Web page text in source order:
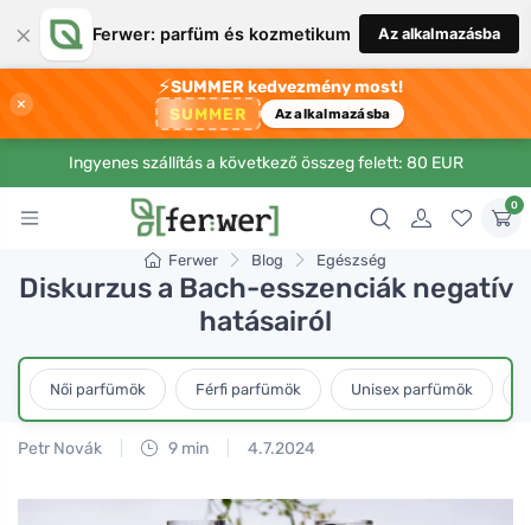
× Ferwer: parfüm és kozmetikum Az alkalmazásba
×
⚡SUMMER kedvezmény most!
SUMMER Az alkalmazásba
Ingyenes szállítás a következő összeg felett: 80 EUR
0
Ferwer Blog Egészség
Diskurzus a Bach-esszenciák negatív
hatásairól
Női parfümök Férfi parfümök Unisex parfümök
Petr Novák 9 min 4.7.2024